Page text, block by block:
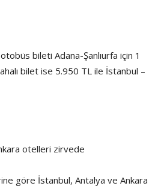
bileti Adana-Şanlıurfa için 1
bilet ise 5.950 TL ile İstanbul –
otelleri zirvede
göre İstanbul, Antalya ve Ankara